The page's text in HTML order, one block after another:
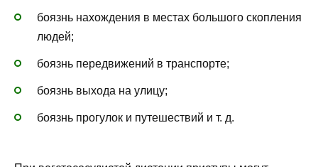
боязнь нахождения в местах большого скопления
людей;
боязнь передвижений в транспорте;
боязнь выхода на улицу;
боязнь прогулок и путешествий и т. д.